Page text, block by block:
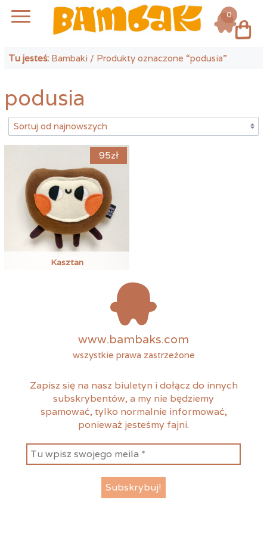
Tu jesteś: Bambaki / Produkty oznaczone “podusia”
podusia
Kasztan
95zł
www.bambaks.com
wszystkie prawa zastrzeżone
Zapisz się na nasz biuletyn i dołącz do innych
subskrybentów, a my nie będziemy
spamować, tylko normalnie informować,
ponieważ jesteśmy fajni.
Log in
0